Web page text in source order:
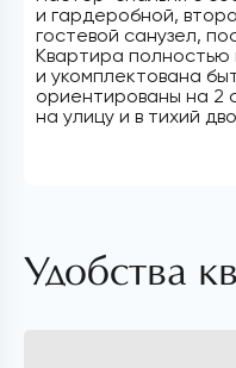
и гардеробной,
гостевой санузел,
Квартира полностью
и укомплектована
ориентированы на 2
на улицу и в тихий
Удобства